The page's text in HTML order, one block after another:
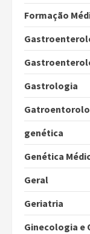
Formação
Gastrologia
genética
Genética
Geral
Geriatria
Ginecologia e